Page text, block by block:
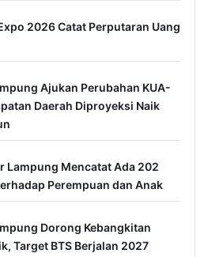
Betonisasi Delapan Ruas
2026
Kerja Sama dengan
Ketahanan Pangan dan
Tegaskan Revitalisasi
Pemborong
Bandar Lampung Kembali